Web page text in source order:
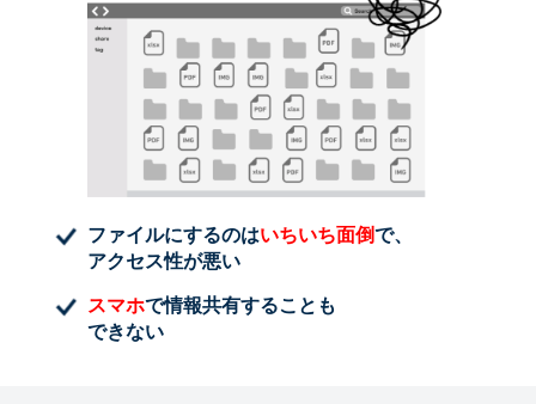
ファイルにするのはいちいち面倒で、
アクセス性が悪い
スマホで情報共有することも
できない